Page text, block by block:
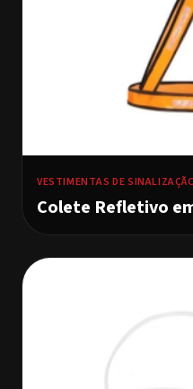
VESTIMENTAS DE
Colete Refletivo